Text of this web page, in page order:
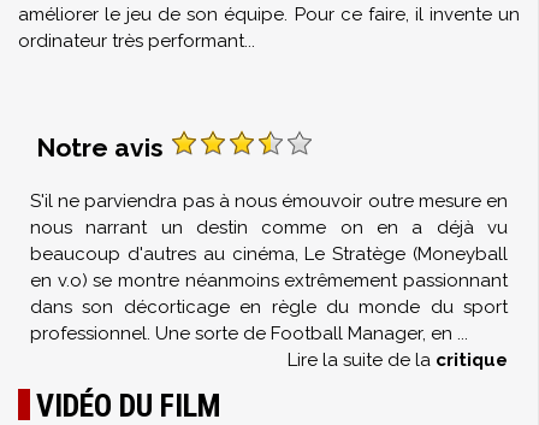
améliorer le jeu de son équipe. Pour ce faire, il invente un
ordinateur très performant...
Notre avis
S'il ne parviendra pas à nous émouvoir outre mesure en
nous narrant un destin comme on en a déjà vu
beaucoup d'autres au cinéma, Le Stratège (Moneyball
en v.o) se montre néanmoins extrêmement passionnant
dans son décorticage en règle du monde du sport
professionnel. Une sorte de Football Manager, en ...
Lire la suite de la critique
VIDÉO DU FILM